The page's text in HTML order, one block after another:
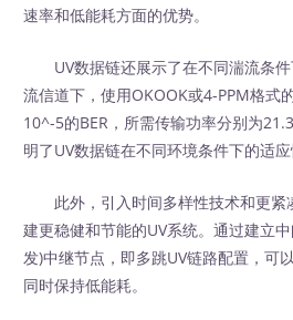
速率和低能耗方面的优势。
UV数据链还展示了在不同湍流条件
流信道下，使用OKOOK或4-PPM格式
10^-5的BER，所需传输功率分别为
明了UV数据链在不同环境条件下的适应
此外，引入时间多样性技术和更紧
建更稳健和节能的UV系统。通过建立
发)中继节点，即多跳UV链路配置，可
同时保持低能耗。